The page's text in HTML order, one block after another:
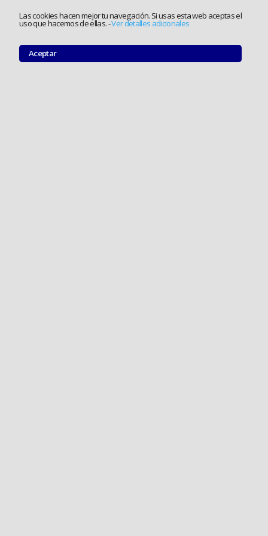
Las cookies hacen mejor tu navegación. Si usas esta web aceptas el
uso que hacemos de ellas.-Ver detalles adicionales
Aceptar